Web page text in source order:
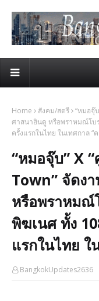
Home สังคม/สตรี “หมอจุ๊
ศาสนาฮินดู หรือพราหมณ์โบ
ครั้งแรกในไทย ในเทศกาล “
“หมอจุ๊บ” X
Town” จัดง
หรือพราหมณ์
พิฆเนศ ทั้ง
แรกในไทย ใ
BangkokUpdates2636